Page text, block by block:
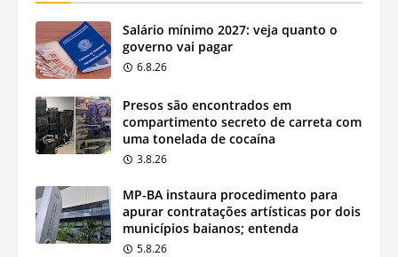
Salário mínimo 2027: veja quanto o
governo vai pagar
6.8.26
Presos são encontrados em
compartimento secreto de carreta com
uma tonelada de cocaína
3.8.26
MP-BA instaura procedimento para
apurar contratações artísticas por dois
municípios baianos; entenda
5.8.26